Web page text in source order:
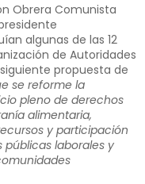
Obrera Comunista
algunas de las 12
de Autoridades
propuesta de
se reforme la
pleno de derechos
alimentaria,
y participación
laborales y